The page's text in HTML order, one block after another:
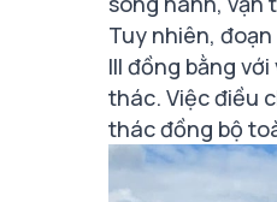
Tuy nhiên,
III đồng bằng
thác. Việc điều
thác đồng bộ